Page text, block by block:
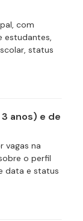
com
estudantes,
status
anos) e de
vagas na
o perfil
data e status